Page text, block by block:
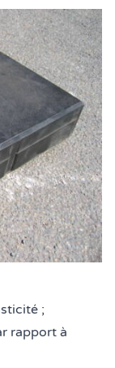
;
rapport à